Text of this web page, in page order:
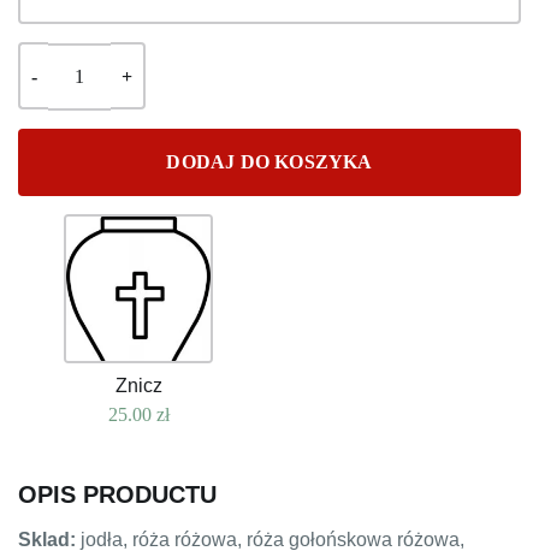
DODAJ DO KOSZYKA
Znicz
25.00 zł
OPIS PRODUCTU
Sklad: jodła, róża różowa, róża gołońskowa różowa,